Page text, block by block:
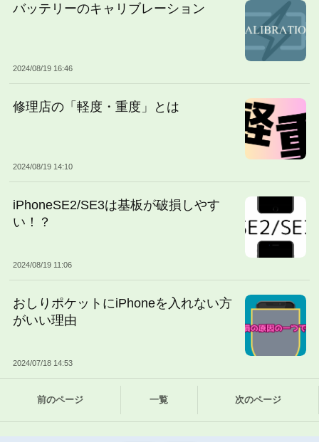
バッテリーのキャリブレーション
2024/08/19 16:46
修理店の「軽度・重度」とは
2024/08/19 14:10
iPhoneSE2/SE3は基板が破損しやす
い！？
2024/08/19 11:06
おしりポケットにiPhoneを入れない方
がいい理由
2024/07/18 14:53
前のページ 一覧 次のページ